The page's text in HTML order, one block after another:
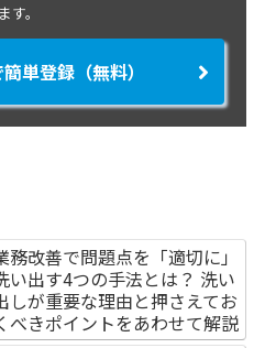
。
単登録（無料）
務改善で問題点を「適切に」
い出す4つの手法とは？ 洗い
しが重要な理由と押さえてお
べきポイントをあわせて解説